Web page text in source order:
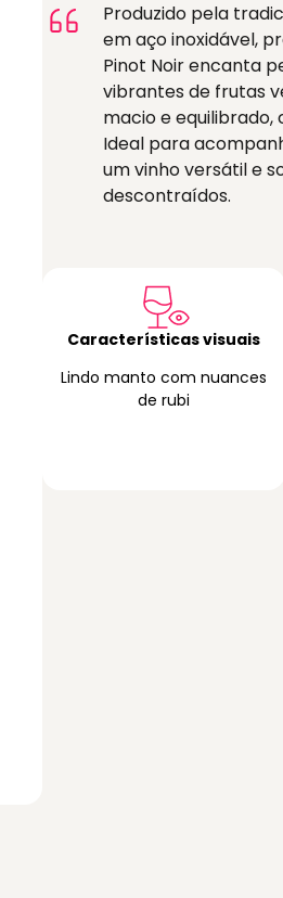
Produzido pela
em aço inoxidável,
Pinot Noir encanta
vibrantes de frutas
macio e
Ideal para
um vinho versátil e
descontraídos.
Características visuais
Lindo manto com nuances
de rubi